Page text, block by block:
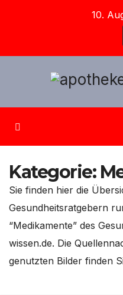
10.
Kategorie:
Sie finden hier die
Gesundheitsratgebern
“Medikamente” des
wissen.de. Die
genutzten Bilder finden